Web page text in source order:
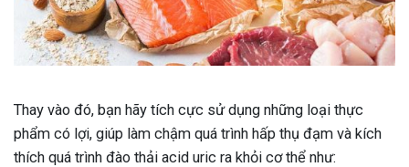
Thay vào đó, bạn hãy tích cực sử dụng những loại thực
phẩm có lợi, giúp làm chậm quá trình hấp thụ đạm và kích
thích quá trình đào thải acid uric ra khỏi cơ thể như: